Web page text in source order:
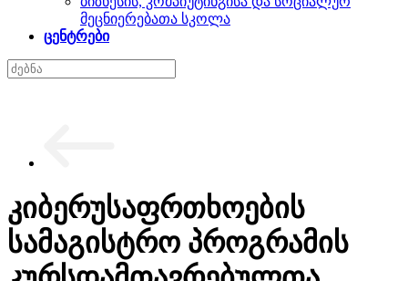
მეცნიერებათა სკოლა
ცენტრები
კიბერუსაფრთხოების
სამაგისტრო პროგრამის